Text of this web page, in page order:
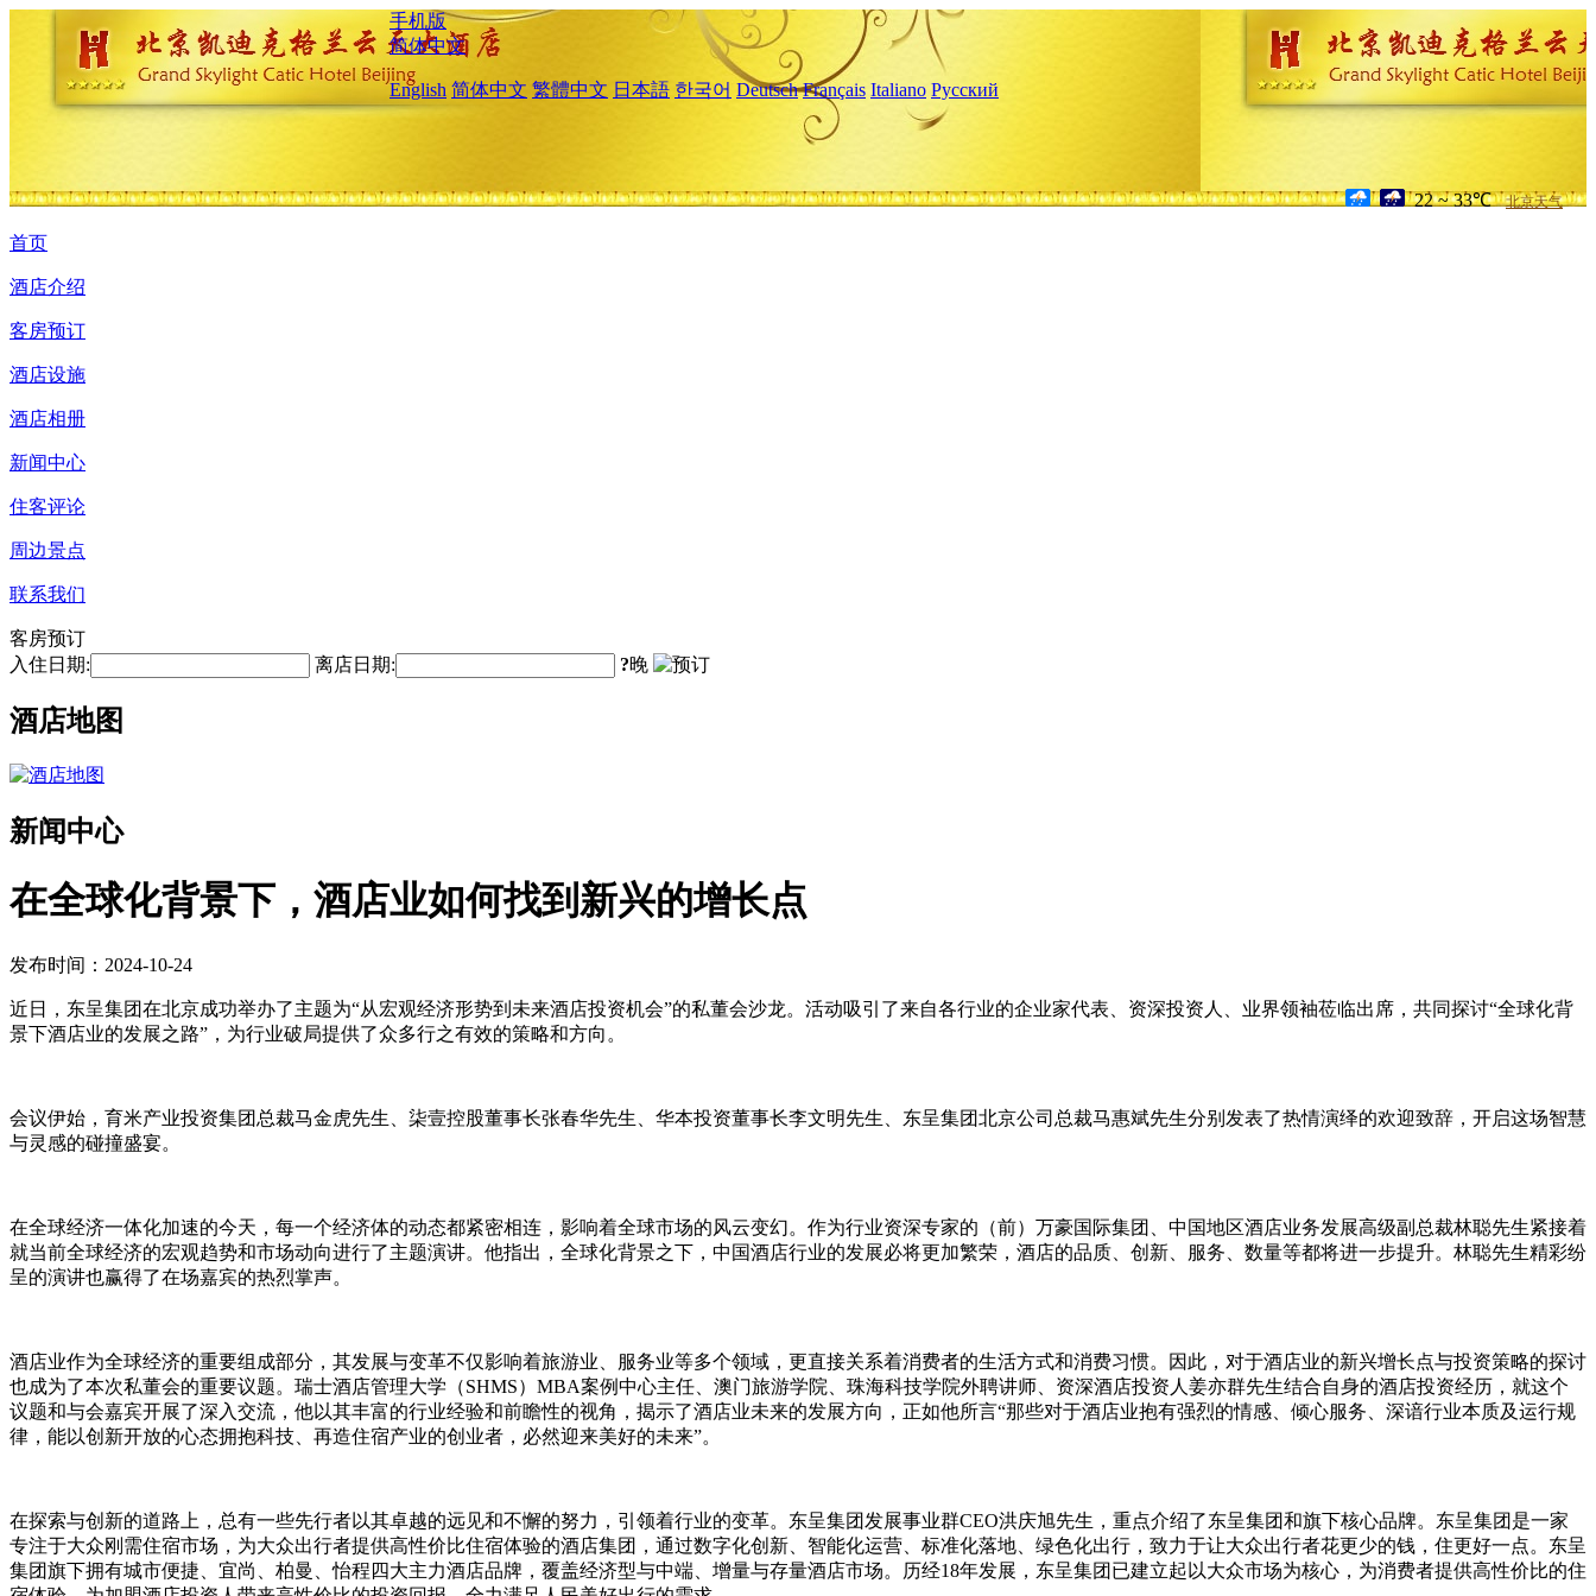
手机版
简体中文
English 简体中文 繁體中文 日本語 한국어 Deutsch Français Italiano Русский
22 ~ 33℃ 北京天气
首页
酒店介绍
客房预订
酒店设施
酒店相册
新闻中心
住客评论
周边景点
联系我们
客房预订
入住日期:
离店日期: ?晚
酒店地图
新闻中心
在全球化背景下，酒店业如何找到新兴的增长点
发布时间：2024-10-24
近日，东呈集团在北京成功举办了主题为“从宏观经济形势到未来酒店投资机会”的私董会沙龙。活动吸引了来自各行业的企业家代表、资深投资人、业界领袖莅临出席，共同探讨“全球化背
景下酒店业的发展之路”，为行业破局提供了众多行之有效的策略和方向。
会议伊始，育米产业投资集团总裁马金虎先生、柒壹控股董事长张春华先生、华本投资董事长李文明先生、东呈集团北京公司总裁马惠斌先生分别发表了热情演绎的欢迎致辞，开启这场智慧
与灵感的碰撞盛宴。
在全球经济一体化加速的今天，每一个经济体的动态都紧密相连，影响着全球市场的风云变幻。作为行业资深专家的（前）万豪国际集团、中国地区酒店业务发展高级副总裁林聪先生紧接着
就当前全球经济的宏观趋势和市场动向进行了主题演讲。他指出，全球化背景之下，中国酒店行业的发展必将更加繁荣，酒店的品质、创新、服务、数量等都将进一步提升。林聪先生精彩纷
呈的演讲也赢得了在场嘉宾的热烈掌声。
酒店业作为全球经济的重要组成部分，其发展与变革不仅影响着旅游业、服务业等多个领域，更直接关系着消费者的生活方式和消费习惯。因此，对于酒店业的新兴增长点与投资策略的探讨
也成为了本次私董会的重要议题。瑞士酒店管理大学（SHMS）MBA案例中心主任、澳门旅游学院、珠海科技学院外聘讲师、资深酒店投资人姜亦群先生结合自身的酒店投资经历，就这个
议题和与会嘉宾开展了深入交流，他以其丰富的行业经验和前瞻性的视角，揭示了酒店业未来的发展方向，正如他所言“那些对于酒店业抱有强烈的情感、倾心服务、深谙行业本质及运行规
律，能以创新开放的心态拥抱科技、再造住宿产业的创业者，必然迎来美好的未来”。
在探索与创新的道路上，总有一些先行者以其卓越的远见和不懈的努力，引领着行业的变革。东呈集团发展事业群CEO洪庆旭先生，重点介绍了东呈集团和旗下核心品牌。东呈集团是一家
专注于大众刚需住宿市场，为大众出行者提供高性价比住宿体验的酒店集团，通过数字化创新、智能化运营、标准化落地、绿色化出行，致力于让大众出行者花更少的钱，住更好一点。东呈
集团旗下拥有城市便捷、宜尚、柏曼、怡程四大主力酒店品牌，覆盖经济型与中端、增量与存量酒店市场。历经18年发展，东呈集团已建立起以大众市场为核心，为消费者提供高性价比的住